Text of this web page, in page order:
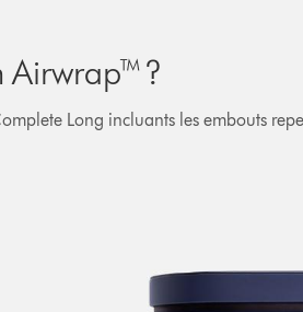
?
Long incluants les embouts